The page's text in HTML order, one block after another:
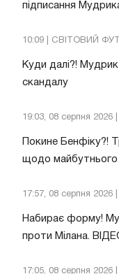
підписання
10:09 | СВІТОВИЙ
Куди далі?! Мудрик
скандалу
19:03, 08 серпня
Покине Бенфіку?!
щодо майбутнього
17:57, 08 серпня
Набирає форму!
проти Мілана.
17:05, 08 серпня